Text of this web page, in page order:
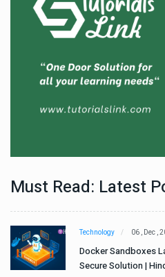
Must Read: Latest
Technology 06 , Dec ,
Docker Sandboxes
Secure Solution |